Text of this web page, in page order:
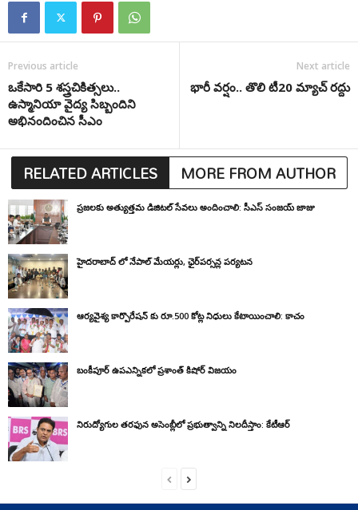
Previous article
ఒకేసారి 5 శస్త్రచికిత్సలు..
ఉస్మానియా వైద్య సిబ్బందిని
అభినందించిన సీఎం
Next article
భారీ వర్షం.. తొలి టీ20 మ్యాచ్ రద్దు
RELATED ARTICLES MORE FROM AUTHOR
ప్రజలకు అత్యుత్తమ డిజిటల్ సేవలు అందించాలి: సీఎస్ సంజయ్ జాజు
హైదరాబాద్ లో నేపాల్ మేయర్లు, ఛైర్‌పర్సన్ల పర్యటన
ఆర్యవైశ్య కార్పొరేషన్ కు రూ.500 కోట్ల నిధులు కేటాయించాలి: కాచం
బంకీపూర్ ఉపఎన్నికలో ప్రశాంత్ కిషోర్ విజయం
నిరుద్యోగుల తరఫున అసెంబ్లీలో ప్రభుత్వాన్ని నిలదీస్తాం: కేటీఆర్